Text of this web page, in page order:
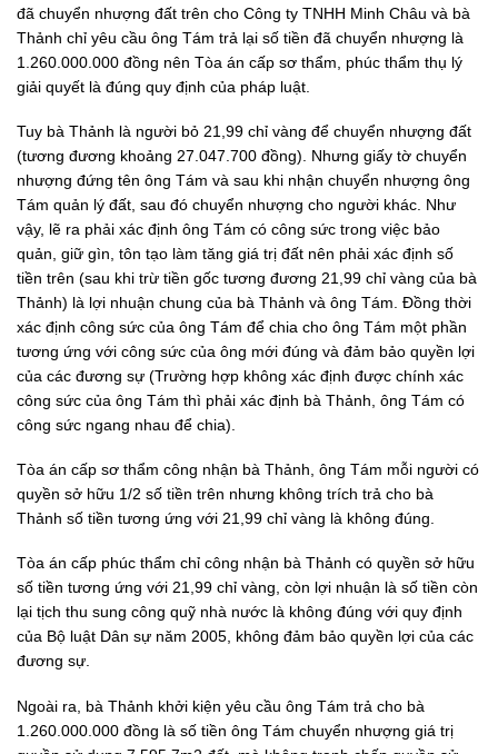
đã chuyển nhượng đất trên cho Công ty TNHH Minh Châu và bà
Thảnh chỉ yêu cầu ông Tám trả lại số tiền đã chuyển nhượng là
1.260.000.000 đồng nên Tòa án cấp sơ thẩm, phúc thẩm thụ lý
giải quyết là đúng quy định của pháp luật.
Tuy bà Thảnh là người bỏ 21,99 chỉ vàng để chuyển nhượng đất
(tương đương khoảng 27.047.700 đồng). Nhưng giấy tờ chuyển
nhượng đứng tên ông Tám và sau khi nhận chuyển nhượng ông
Tám quản lý đất, sau đó chuyển nhượng cho người khác. Như
vậy, lẽ ra phải xác định ông Tám có công sức trong việc bảo
quản, giữ gìn, tôn tạo làm tăng giá trị đất nên phải xác định số
tiền trên (sau khi trừ tiền gốc tương đương 21,99 chỉ vàng của bà
Thảnh) là lợi nhuận chung của bà Thảnh và ông Tám. Đồng thời
xác định công sức của ông Tám để chia cho ông Tám một phần
tương ứng với công sức của ông mới đúng và đảm bảo quyền lợi
của các đương sự (Trường hợp không xác định được chính xác
công sức của ông Tám thì phải xác định bà Thảnh, ông Tám có
công sức ngang nhau để chia).
Tòa án cấp sơ thẩm công nhận bà Thảnh, ông Tám mỗi người có
quyền sở hữu 1/2 số tiền trên nhưng không trích trả cho bà
Thảnh số tiền tương ứng với 21,99 chỉ vàng là không đúng.
Tòa án cấp phúc thẩm chỉ công nhận bà Thảnh có quyền sở hữu
số tiền tương ứng với 21,99 chỉ vàng, còn lợi nhuận là số tiền còn
lại tịch thu sung công quỹ nhà nước là không đúng với quy định
của Bộ luật Dân sự năm 2005, không đảm bảo quyền lợi của các
đương sự.
Ngoài ra, bà Thảnh khởi kiện yêu cầu ông Tám trả cho bà
1.260.000.000 đồng là số tiền ông Tám chuyển nhượng giá trị